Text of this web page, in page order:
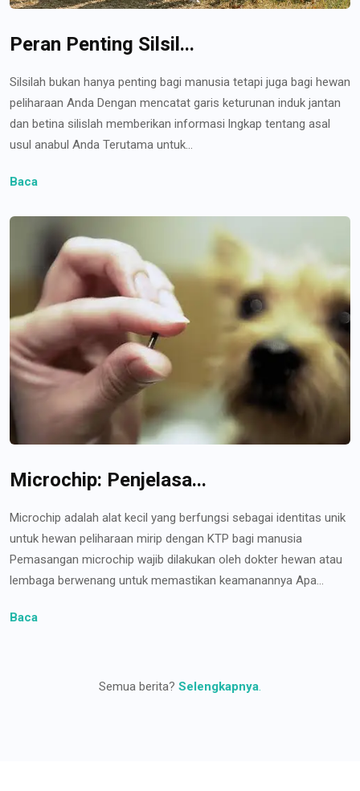
Peran Penting Silsil...
Silsilah bukan hanya penting bagi manusia tetapi juga bagi hewan
peliharaan Anda Dengan mencatat garis keturunan induk jantan
dan betina silislah memberikan informasi lngkap tentang asal
usul anabul Anda Terutama untuk...
Baca
Microchip: Penjelasa...
Microchip adalah alat kecil yang berfungsi sebagai identitas unik
untuk hewan peliharaan mirip dengan KTP bagi manusia
Pemasangan microchip wajib dilakukan oleh dokter hewan atau
lembaga berwenang untuk memastikan keamanannya Apa...
Baca
Semua berita? Selengkapnya